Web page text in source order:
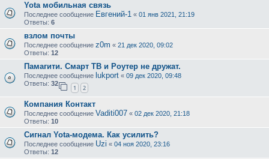
Yota мобильная связь
Последнее сообщение Евгений-1 « 01 янв 2021, 21:19
Ответы: 6
взлом почты
Последнее сообщение z0m « 21 дек 2020, 09:02
Ответы: 12
Памагити. Смарт ТВ и Роутер не дружат.
Последнее сообщение lukport « 09 дек 2020, 09:48
Ответы: 32
1 2
Компания Контакт
Последнее сообщение Vaditi007 « 02 дек 2020, 21:18
Ответы: 10
Сигнал Yota-модема. Как усилить?
Последнее сообщение Uzi « 04 ноя 2020, 23:16
Ответы: 12